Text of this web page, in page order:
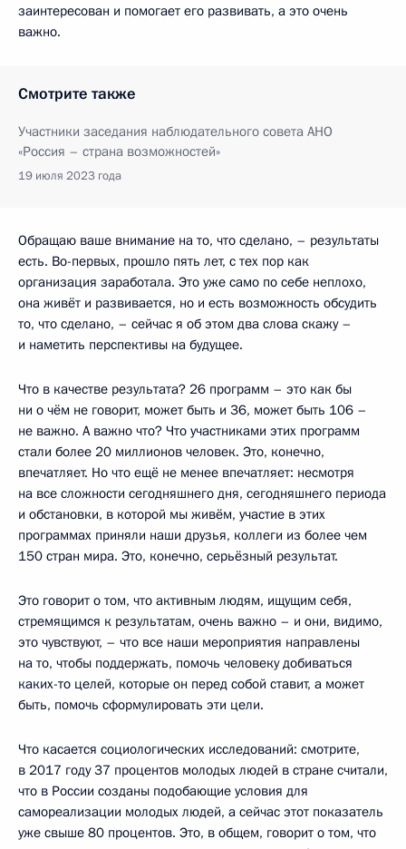
заинтересован и помогает его развивать, а это очень
важно.
Смотрите также
Участники заседания наблюдательного совета АНО
«Россия – страна возможностей»
19 июля 2023 года
Обращаю ваше внимание на то, что сделано, – результаты
есть. Во-первых, прошло пять лет, с тех пор как
организация заработала. Это уже само по себе неплохо,
она живёт и развивается, но и есть возможность обсудить
то, что сделано, – сейчас я об этом два слова скажу –
и наметить перспективы на будущее.
Что в качестве результата? 26 программ – это как бы
ни о чём не говорит, может быть и 36, может быть 106 –
не важно. А важно что? Что участниками этих программ
стали более 20 миллионов человек. Это, конечно,
впечатляет. Но что ещё не менее впечатляет: несмотря
на все сложности сегодняшнего дня, сегодняшнего периода
и обстановки, в которой мы живём, участие в этих
программах приняли наши друзья, коллеги из более чем
150 стран мира. Это, конечно, серьёзный результат.
Это говорит о том, что активным людям, ищущим себя,
стремящимся к результатам, очень важно – и они, видимо,
это чувствуют, – что все наши мероприятия направлены
на то, чтобы поддержать, помочь человеку добиваться
каких-то целей, которые он перед собой ставит, а может
быть, помочь сформулировать эти цели.
Что касается социологических исследований: смотрите,
в 2017 году 37 процентов молодых людей в стране считали,
что в России созданы подобающие условия для
самореализации молодых людей, а сейчас этот показатель
уже свыше 80 процентов. Это, в общем, говорит о том, что